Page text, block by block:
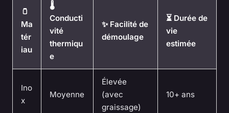
🫙
Ma
tér
iau
🌡️
Conducti
vité
thermiqu
e
✨ Facilité de
démoulage
⏳ Durée de
vie
estimée
Ino
x
Moyenne
Élevée
(avec
graissage)
10+ ans